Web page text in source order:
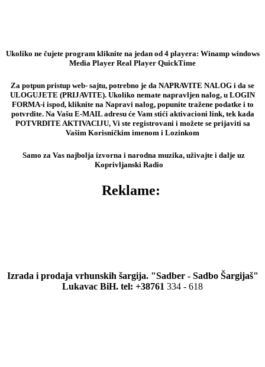
Ukoliko ne čujete program kliknite na jedan od 4 playera: Winamp windows
Media Player Real Player QuickTime
Za potpun pristup web- sajtu, potrebno je da NAPRAVITE NALOG i da se
ULOGUJETE (PRIJAVITE). Ukoliko nemate napravljen nalog, u LOGIN
FORMA-i ispod, kliknite na Napravi nalog, popunite tražene podatke i to
potvrdite. Na Vašu E-MAIL adresu će Vam stići aktivacioni link, tek kada
POTVRDITE AKTIVACIJU, Vi ste registrovani i možete se prijaviti sa
Vašim Korisničkim imenom i Lozinkom
Samo za Vas najbolja izvorna i narodna muzika, uživajte i dalje uz
Koprivljanski Radio
Reklame:
Izrada i prodaja vrhunskih šargija. "Sadber - Sadbo Šargijaš"
Lukavac BiH. tel: +38761 334 - 618